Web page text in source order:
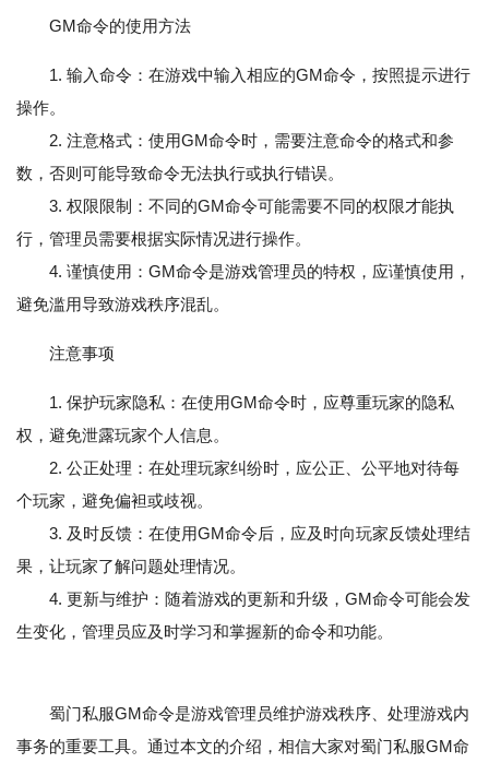
GM命令的使用方法
1. 输入命令：在游戏中输入相应的GM命令，按照提示进行
操作。
2. 注意格式：使用GM命令时，需要注意命令的格式和参
数，否则可能导致命令无法执行或执行错误。
3. 权限限制：不同的GM命令可能需要不同的权限才能执
行，管理员需要根据实际情况进行操作。
4. 谨慎使用：GM命令是游戏管理员的特权，应谨慎使用，
避免滥用导致游戏秩序混乱。
注意事项
1. 保护玩家隐私：在使用GM命令时，应尊重玩家的隐私
权，避免泄露玩家个人信息。
2. 公正处理：在处理玩家纠纷时，应公正、公平地对待每
个玩家，避免偏袒或歧视。
3. 及时反馈：在使用GM命令后，应及时向玩家反馈处理结
果，让玩家了解问题处理情况。
4. 更新与维护：随着游戏的更新和升级，GM命令可能会发
生变化，管理员应及时学习和掌握新的命令和功能。
蜀门私服GM命令是游戏管理员维护游戏秩序、处理游戏内
事务的重要工具。通过本文的介绍，相信大家对蜀门私服GM命